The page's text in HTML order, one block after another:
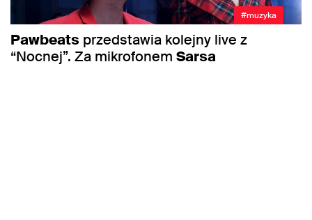
#muzyka
Pawbeats przedstawia kolejny live z
“Nocnej”. Za mikrofonem Sarsa